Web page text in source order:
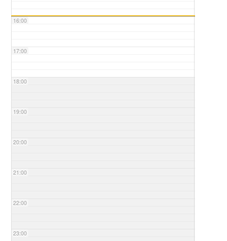
16:00
17:00
18:00
19:00
20:00
21:00
22:00
23:00